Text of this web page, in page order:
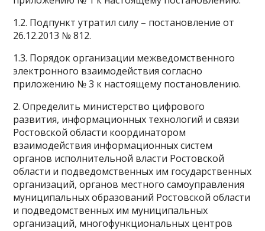
1.2. Подпункт утратил силу – постановление от
26.12.2013 № 812.
1.3. Порядок организации межведомственного
электронного взаимодействия согласно
приложению № 3 к настоящему постановлению.
2. Определить министерство цифрового
развития, информационных технологий и связи
Ростовской области координатором
взаимодействия информационных систем
органов исполнительной власти Ростовской
области и подведомственных им государственных
организаций, органов местного самоуправления
муниципальных образований Ростовской области
и подведомственных им муниципальных
организаций, многофункциональных центров